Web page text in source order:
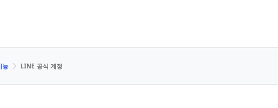
능 LINE 공식 계정